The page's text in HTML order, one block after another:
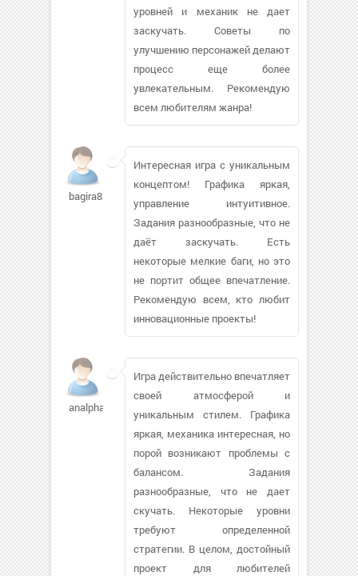
уровней и механик не дает
заскучать. Советы по
улучшению персонажей делают
процесс еще более
увлекательным. Рекомендую
всем любителям жанра!
bagira829405
Интересная игра с уникальным
концептом! Графика яркая,
управление интуитивное.
Задания разнообразные, что не
даёт заскучать. Есть
некоторые мелкие баги, но это
не портит общее впечатление.
Рекомендую всем, кто любит
инновационные проекты!
analphabet443
Игра действительно впечатляет
своей атмосферой и
уникальным стилем. Графика
яркая, механика интересная, но
порой возникают проблемы с
балансом. Задания
разнообразные, что не дает
скучать. Некоторые уровни
требуют определенной
стратегии. В целом, достойный
проект для любителей